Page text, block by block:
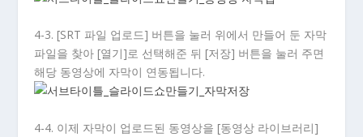
4-3. [SRT 파일 업로드] 버튼을 눌러 위에서 만들어 둔 자막
파일을 찾아 [열기]로 선택해준 뒤 [저장] 버튼을 눌러 주면
해당 동영상에 자막이 연동됩니다.
4-4. 이제 자막이 업로드된 동영상을 [동영상 라이브러리]